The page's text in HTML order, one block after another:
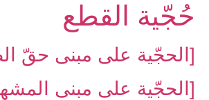
حُجّية القطع
[الحجّية على مبنى حقّ
[الحجّية على مبنى